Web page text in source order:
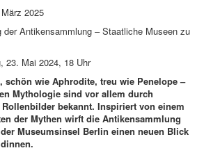
2025
der Antikensammlung – Staatliche Museen zu
23. Mai 2024, 18 Uhr
schön wie Aphrodite, treu wie Penelope –
Mythologie sind vor allem durch
bekannt. Inspiriert von einem
der Mythen wirft die Antikensammlung
Museumsinsel Berlin einen neuen Blick